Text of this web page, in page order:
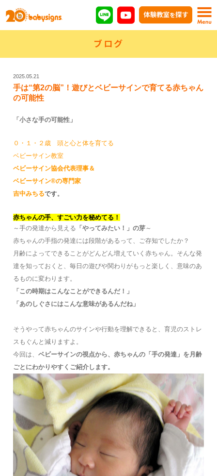
ブログ
2025.05.21
手は“第2の脳”！遊びとベビーサインで育てる赤ちゃん
の可能性
「小さな手の可能性」
０・１・２歳 頭と心と体を育てる
ベビーサイン教室
ベビーサイン協会代表理事＆
ベビーサイン®の専門家
吉中みちるです。
赤ちゃんの手、すごい力を秘めてる！
～手の発達から見える 「やってみたい！」の芽 ～
赤ちゃんの手指の発達には段階があるって、ご存知でしたか？
月齢によってできることがどんどん増えていく赤ちゃん。そんな発
達を知っておくと、毎日の遊びや関わりがもっと楽しく、意味のあ
るものに変わります。
「この時期はこんなことができるんだ！」
「あのしぐさにはこんな意味があるんだね」
そうやって赤ちゃんのサインや行動を理解できると、育児のストレ
スもぐんと減りますよ。
今回は、 ベビーサインの視点から、赤ちゃんの「手の発達」を月齢
ごとにわかりやすくご紹介します。